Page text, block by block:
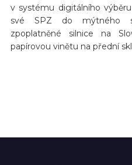
v systému digitálního
své SPZ do mýtného
zpoplatněné silnice na
papírovou vinětu na přední